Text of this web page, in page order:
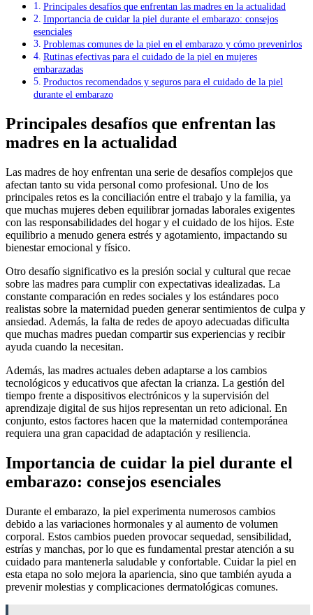
Principales desafíos que enfrentan las madres en la actualidad
Importancia de cuidar la piel durante el embarazo: consejos
esenciales
Problemas comunes de la piel en el embarazo y cómo prevenirlos
Rutinas efectivas para el cuidado de la piel en mujeres
embarazadas
Productos recomendados y seguros para el cuidado de la piel
durante el embarazo
Principales desafíos que enfrentan las
madres en la actualidad
Las madres de hoy enfrentan una serie de desafíos complejos que
afectan tanto su vida personal como profesional. Uno de los
principales retos es la conciliación entre el trabajo y la familia, ya
que muchas mujeres deben equilibrar jornadas laborales exigentes
con las responsabilidades del hogar y el cuidado de los hijos. Este
equilibrio a menudo genera estrés y agotamiento, impactando su
bienestar emocional y físico.
Otro desafío significativo es la presión social y cultural que recae
sobre las madres para cumplir con expectativas idealizadas. La
constante comparación en redes sociales y los estándares poco
realistas sobre la maternidad pueden generar sentimientos de culpa y
ansiedad. Además, la falta de redes de apoyo adecuadas dificulta
que muchas madres puedan compartir sus experiencias y recibir
ayuda cuando la necesitan.
Además, las madres actuales deben adaptarse a los cambios
tecnológicos y educativos que afectan la crianza. La gestión del
tiempo frente a dispositivos electrónicos y la supervisión del
aprendizaje digital de sus hijos representan un reto adicional. En
conjunto, estos factores hacen que la maternidad contemporánea
requiera una gran capacidad de adaptación y resiliencia.
Importancia de cuidar la piel durante el
embarazo: consejos esenciales
Durante el embarazo, la piel experimenta numerosos cambios
debido a las variaciones hormonales y al aumento de volumen
corporal. Estos cambios pueden provocar sequedad, sensibilidad,
estrías y manchas, por lo que es fundamental prestar atención a su
cuidado para mantenerla saludable y confortable. Cuidar la piel en
esta etapa no solo mejora la apariencia, sino que también ayuda a
prevenir molestias y complicaciones dermatológicas comunes.